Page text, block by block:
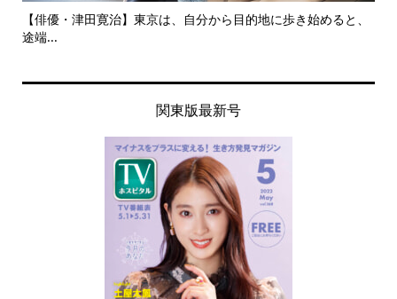
【俳優・津田寛治】東京は、自分から目的地に歩き始めると、
途端...
関東版最新号